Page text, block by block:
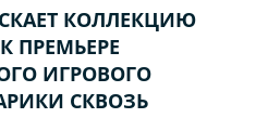
КОЛЛЕКЦИЮ
ПРЕМЬЕРЕ
ИГРОВОГО
СКВОЗЬ